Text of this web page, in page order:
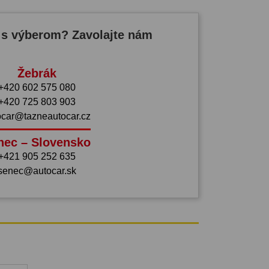
výberom? Zavolajte nám
Žebrák
602 575 080
725 803 903
– Slovensko
905 252 635